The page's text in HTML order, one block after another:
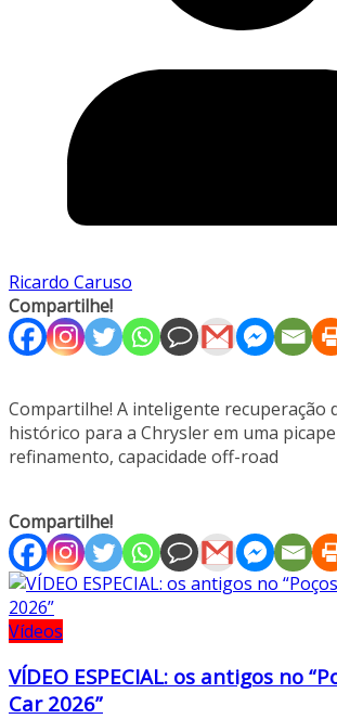
Ricardo Caruso
Compartilhe!
Compartilhe! A inteligente recuperação
histórico para a Chrysler em uma
refinamento, capacidade off-road
Compartilhe!
Vídeos
VÍDEO ESPECIAL: os antigos no
Car 2026”